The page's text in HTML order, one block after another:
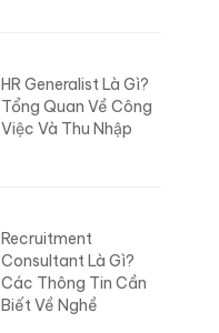
HR Generalist Là Gì?
Tổng Quan Về Công
Việc Và Thu Nhập
Recruitment
Consultant Là Gì?
Các Thông Tin Cần
Biết Về Nghề